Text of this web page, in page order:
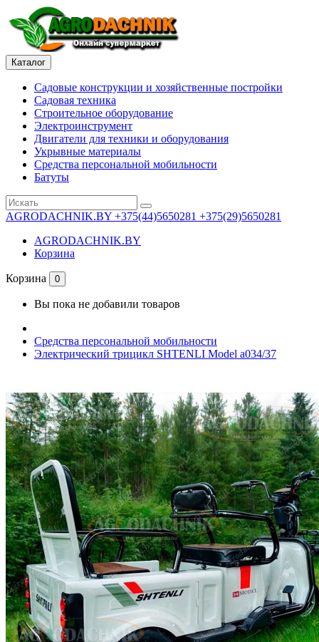
Каталог
Садовые конструкции и хозяйственные постройки
Садовая техника
Строительное оборудование
Электроинструмент
Двигатели для техники и оборудования
Укрывные материалы
Средства персональной мобильности
Батуты
AGRODACHNIK.BY +375(44)5650281 +375(29)5650281
AGRODACHNIK.BY
Корзина
Корзина 0
Вы пока не добавили товаров
Средства персональной мобильности
Электрический трицикл SHTENLI Model а034/37